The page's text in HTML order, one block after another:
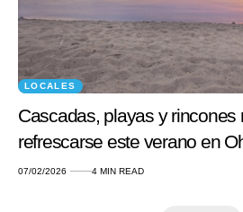
LOCALES
Cascadas, playas y rincones
refrescarse este verano en
07/02/2026 4 MIN READ